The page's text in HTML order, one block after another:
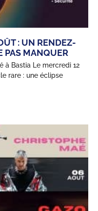
: UN RENDEZ-
PAS MANQUER
à Bastia Le mercredi 12
rare : une éclipse